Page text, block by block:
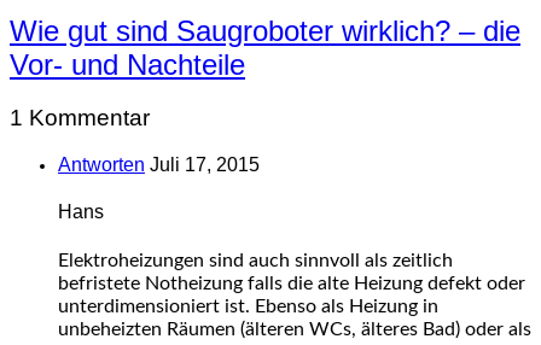
Wie gut sind Saugroboter wirklich? – die
Vor- und Nachteile
1 Kommentar
Antworten Juli 17, 2015
Hans
Elektroheizungen sind auch sinnvoll als zeitlich
befristete Notheizung falls die alte Heizung defekt oder
unterdimensioniert ist. Ebenso als Heizung in
unbeheizten Räumen (älteren WCs, älteres Bad) oder als